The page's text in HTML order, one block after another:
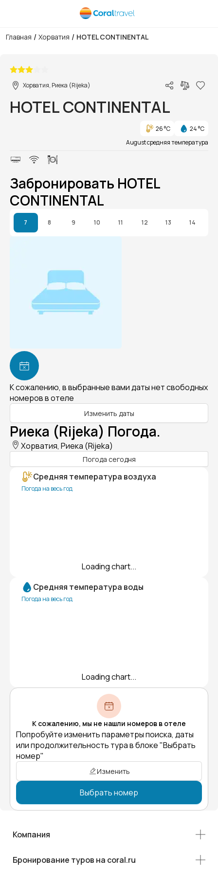
Главная / Хорватия / HOTEL CONTINENTAL
Хорватия, Риека (Rijeka)
HOTEL CONTINENTAL
26 °C
24 °C
August средняя температура
Забронировать HOTEL
CONTINENTAL
7 8 9 10 11 12 13 14
К сожалению, в выбранные вами даты нет свободных
номеров в отеле
Изменить даты
Риека (Rijeka) Погода.
Хорватия, Риека (Rijeka)
Погода сегодня
Средняя температура воздуха
Погода на весь год
Loading chart...
Средняя температура воды
Погода на весь год
Loading chart...
К сожалению, мы не нашли номеров в отеле
Попробуйте изменить параметры поиска, даты
или продолжительность тура в блоке "Выбрать
номер"
Изменить
Выбрать номер
Компания
Бронирование туров на coral.ru